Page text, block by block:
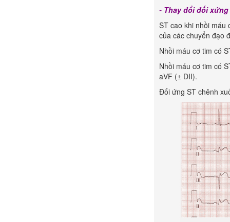
- Thay đổi đối
ST cao khi nhồi máu
của các chuyển đạo
Nhồi máu cơ tim có
Nhồi máu cơ tim có
aVF (± DII).
Đối ứng ST chênh